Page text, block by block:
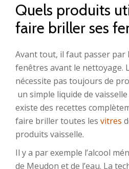
Quels produits
faire briller ses
Avant tout, il faut passer par
fenêtres avant le nettoyage.
nécessite pas toujours de
un simple liquide de
existe des recettes
faire briller toutes les vitres
produits vaisselle.
Il y a par exemple l’alcool
de Meudon et de l’eau. La